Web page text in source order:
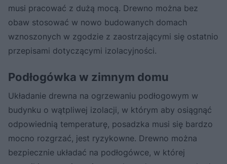
musi pracować z dużą mocą. Drewno można bez
obaw stosować w nowo budowanych domach
wznoszonych w zgodzie z zaostrzającymi się ostatnio
przepisami dotyczącymi izolacyjności.
Podłogówka w zimnym domu
Układanie drewna na ogrzewaniu podłogowym w
budynku o wątpliwej izolacji, w którym aby osiągnąć
odpowiednią temperaturę, posadzka musi się bardzo
mocno rozgrzać, jest ryzykowne. Drewno można
bezpiecznie układać na podłogówce, w której